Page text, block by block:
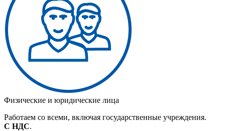
Физические и юридические лица
Работаем со всеми, включая государственные учреждения.
С НДС.